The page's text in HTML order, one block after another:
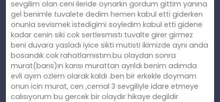
sevgilim olan ceni ileride oynarkn gordum gittim yanına
gel benimle tuvalete dedim hemen kabul etti giderken
onunla sevismek istedigimi soyledim kabul etti gidene
kadar cenin siki cok sertlesmıstı tuvalte girer girmez
beni duvara yasladı iyice sikti mutisti ikimizde aynı anda
bosandık cok rahatlamıstım.bu olaydan sonra
murat(barıs)ın karısı murattan ayrıldı benim adımda
evli ayırn ozlem olarak kaldı .ben bir erkekle doymam
onun icin murat, cen ,cemal 3 sevgiliyle idare etmeye
calısıyorum bu gercek bir olaydır hikaye degildir